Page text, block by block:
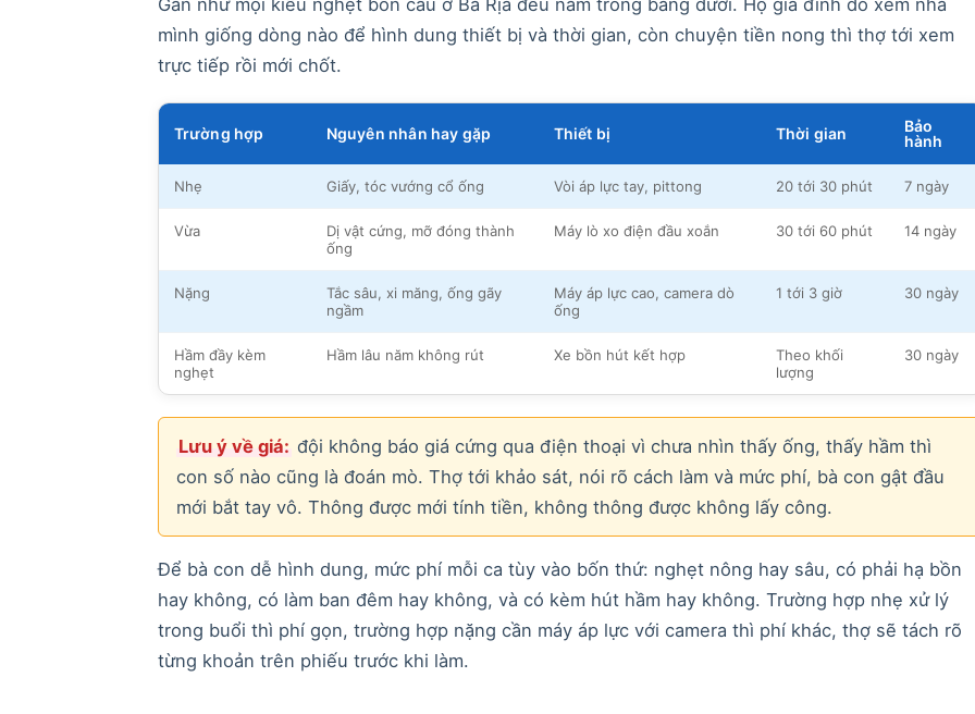
mình giống dòng nào để hình dung thiết bị và thời gian, còn chuyện tiền nong thì thợ tới xem
trực tiếp rồi mới chốt.
Trường hợp Nguyên nhân hay gặp Thiết bị Thời gian
Bảo
hành
Nhẹ Giấy, tóc vướng cổ ống Vòi áp lực tay, pittong 20 tới 30 phút 7 ngày
Vừa
Dị vật cứng, mỡ đóng thành
ống
Máy lò xo điện đầu xoắn 30 tới 60 phút 14 ngày
Nặng
Tắc sâu, xi măng, ống gãy
ngầm
Máy áp lực cao, camera dò
ống
1 tới 3 giờ 30 ngày
Hầm đầy kèm
nghẹt
Hầm lâu năm không rút Xe bồn hút kết hợp
Theo khối
lượng
30 ngày
Lưu ý về giá: đội không báo giá cứng qua điện thoại vì chưa nhìn thấy ống, thấy hầm thì
con số nào cũng là đoán mò. Thợ tới khảo sát, nói rõ cách làm và mức phí, bà con gật đầu
mới bắt tay vô. Thông được mới tính tiền, không thông được không lấy công.
Để bà con dễ hình dung, mức phí mỗi ca tùy vào bốn thứ: nghẹt nông hay sâu, có phải hạ bồn
hay không, có làm ban đêm hay không, và có kèm hút hầm hay không. Trường hợp nhẹ xử lý
trong buổi thì phí gọn, trường hợp nặng cần máy áp lực với camera thì phí khác, thợ sẽ tách rõ
từng khoản trên phiếu trước khi làm.